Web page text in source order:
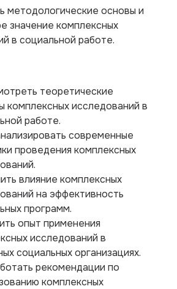
методологические основы и
значение комплексных
в социальной работе.
теоретические
комплексных исследований в
работе.
современные
проведения комплексных
влияние комплексных
на эффективность
программ.
опыт применения
исследований в
социальных организациях.
рекомендации по
комплексных